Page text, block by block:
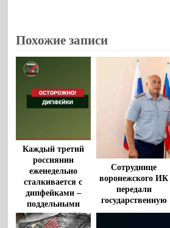
Похожие записи
Каждый третий
россиянин
еженедельно
сталкивается с
дипфейками –
поддельными
видео и аудио
Сотруднице
воронежского ИК
передали
государственную
награду супруга